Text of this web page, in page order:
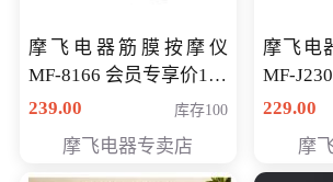
摩飞电器筋膜按摩仪
MF-8166 会员专享价168
元
239.00 库存100
摩飞电器专卖店
摩飞电
MF-
168元
229.00
摩